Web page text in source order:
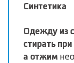
Синтетика
Одежду из
стирать
а отжим